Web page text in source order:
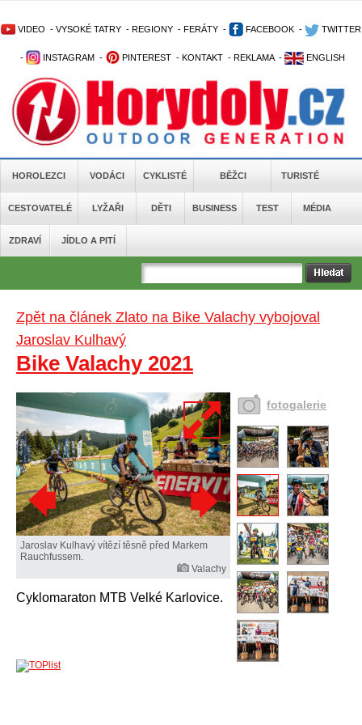
VIDEO - VYSOKÉ TATRY - REGIONY - FERÁTY - FACEBOOK - TWITTER
- INSTAGRAM - PINTEREST - KONTAKT - REKLAMA - ENGLISH
HOROLEZCI VODÁCI CYKLISTÉ BĚŽCI TURISTÉ
CESTOVATELÉ LYŽAŘI DĚTI BUSINESS TEST MÉDIA
ZDRAVÍ JÍDLO A PITÍ
Zpět na článek Zlato na Bike Valachy vybojoval
Jaroslav Kulhavý
Bike Valachy 2021
Jaroslav Kulhavý vítězí těsně před Markem
Rauchfussem.
Valachy
Cyklomaraton MTB Velké Karlovice.
fotogalerie